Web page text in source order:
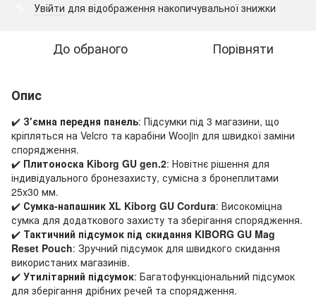
Увійти для відображення накопичувальної знижки
До обраного Порівняти
Опис
✔️ Зʼємна передня панель: Підсумки під 3 магазини, що
кріпляться на Velcro та карабіни Woojin для швидкої заміни
спорядження.
✔️ Плитоноска Kiborg GU gen.2: Новітнє рішення для
індивідуального бронезахисту, сумісна з бронеплитами
25х30 мм.
✔️ Сумка-напашник XL Kiborg GU Cordura: Високоміцна
сумка для додаткового захисту та зберігання спорядження.
✔️ Тактичний підсумок під скидання KIBORG GU Mag
Reset Pouch: Зручний підсумок для швидкого скидання
використаних магазинів.
✔️ Утилітарний підсумок: Багатофункціональний підсумок
для зберігання дрібних речей та спорядження.